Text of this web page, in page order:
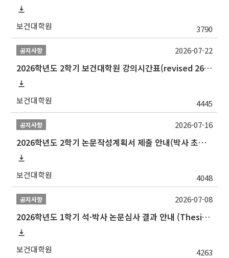
보건대학원 3790
공지사항
2026학년도 2학기 보건대학원 강의시간표(revised 260803)(2026 2nd SEMESTER SNU GSPH TIMETABLE)
보건대학원 4445
2026-07-22
공지사항
2026학년도 2학기 논문작성계획서 제출 안내(박사 초심 일정 포함)_Thesis Proposal
보건대학원 4048
2026-07-16
공지사항
2026학년도 1학기 석·박사 논문심사 결과 안내 (Thesis Defense Result)
보건대학원 4263
2026-07-08